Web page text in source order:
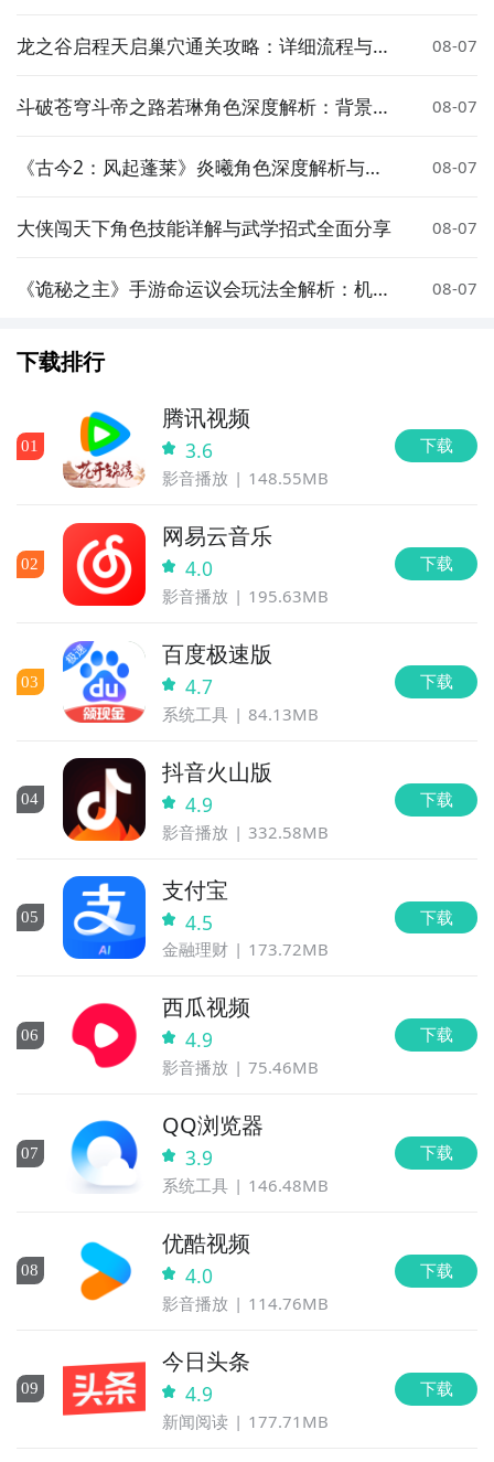
龙之谷启程天启巢穴通关攻略：详细流程与技
08-07
斗破苍穹斗帝之路若琳角色深度解析：背景、
08-07
《古今2：风起蓬莱》炎曦角色深度解析与实
08-07
大侠闯天下角色技能详解与武学招式全面分享 08-07
《诡秘之主》手游命运议会玩法全解析：机
08-07
下载排行
01
腾讯视频
3.6
影音播放 148.55MB
下载
02
网易云音乐
4.0
影音播放 195.63MB
下载
03
百度极速版
4.7
系统工具 84.13MB
下载
04
抖音火山版
4.9
影音播放 332.58MB
下载
05
支付宝
4.5
金融理财 173.72MB
下载
06
西瓜视频
4.9
影音播放 75.46MB
下载
07
QQ浏览器
3.9
系统工具 146.48MB
下载
08
优酷视频
4.0
影音播放 114.76MB
下载
09
今日头条
4.9
新闻阅读 177.71MB
下载